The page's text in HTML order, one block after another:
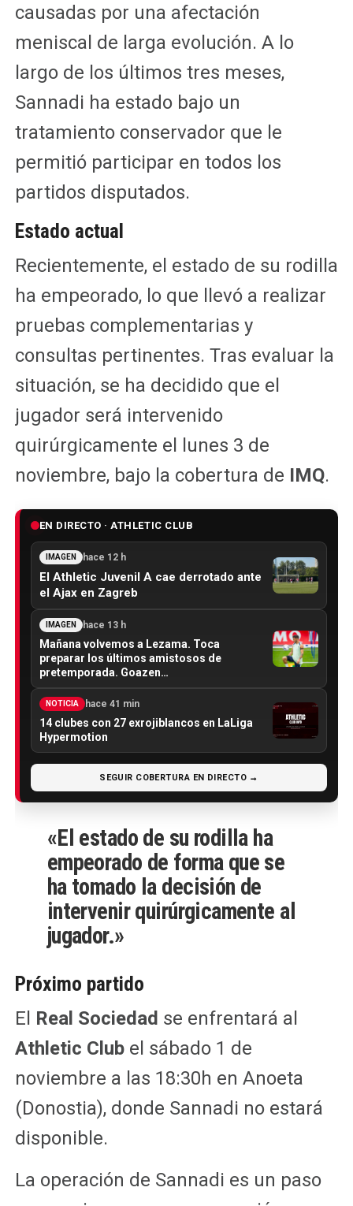
causadas por una afectación
meniscal de larga evolución. A lo
largo de los últimos tres meses,
Sannadi ha estado bajo un
tratamiento conservador que le
permitió participar en todos los
partidos disputados.
Estado actual
Recientemente, el estado de su rodilla
ha empeorado, lo que llevó a realizar
pruebas complementarias y
consultas pertinentes. Tras evaluar la
situación, se ha decidido que el
jugador será intervenido
quirúrgicamente el lunes 3 de
noviembre, bajo la cobertura de IMQ.
EN DIRECTO · ATHLETIC CLUB
IMAGEN hace 12 h
El Athletic Juvenil A cae derrotado ante
el Ajax en Zagreb
IMAGEN hace 13 h
Mañana volvemos a Lezama. Toca
preparar los últimos amistosos de
pretemporada. Goazen…
NOTICIA hace 41 min
14 clubes con 27 exrojiblancos en LaLiga
Hypermotion
SEGUIR COBERTURA EN DIRECTO →
«El estado de su rodilla ha
empeorado de forma que se
ha tomado la decisión de
intervenir quirúrgicamente al
jugador.»
Próximo partido
El Real Sociedad se enfrentará al
Athletic Clubel sábado 1 de
noviembre a las 18:30h en Anoeta
(Donostia), donde Sannadi no estará
disponible.
La operación de Sannadi es un paso